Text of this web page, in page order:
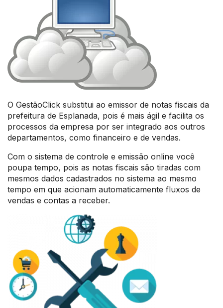
O GestãoClick substitui ao emissor de notas fiscais da
prefeitura de Esplanada, pois é mais ágil e facilita os
processos da empresa por ser integrado aos outros
departamentos, como financeiro e de vendas.
Com o sistema de controle e emissão online você
poupa tempo, pois as notas fiscais são tiradas com
mesmos dados cadastrados no sistema ao mesmo
tempo em que acionam automaticamente fluxos de
vendas e contas a receber.